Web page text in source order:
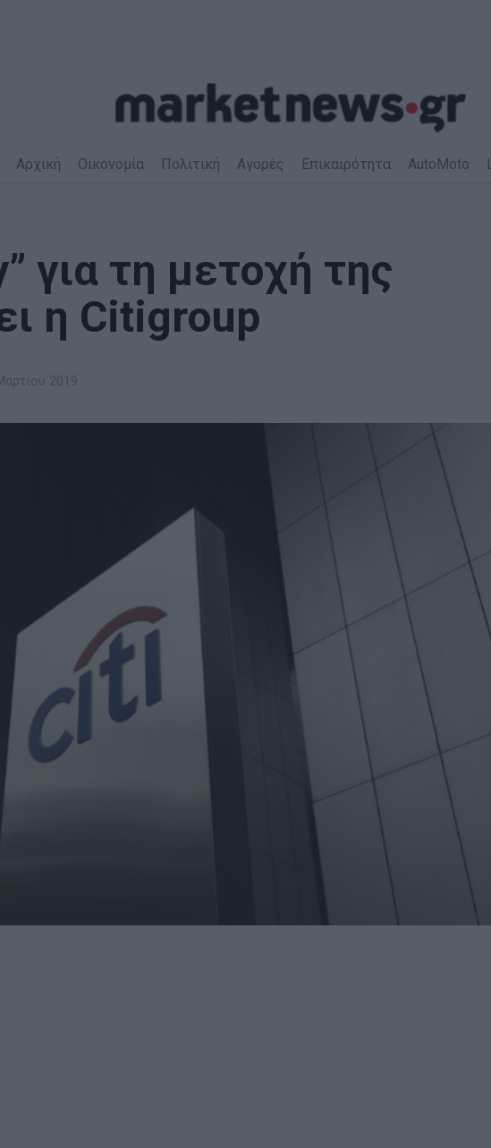
Αρχική Οικονομία Πολιτική Αγορές Επικαιρότητα AutoMoto
για τη μετοχή της
η Citigroup
2019